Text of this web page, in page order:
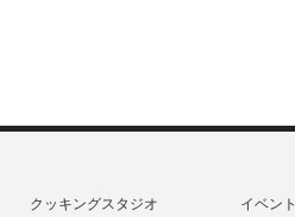
クッキングスタジオ イベント